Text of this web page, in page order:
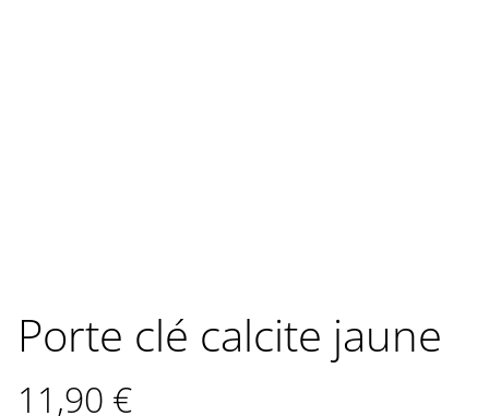
Porte clé calcite jaune
11,90 €